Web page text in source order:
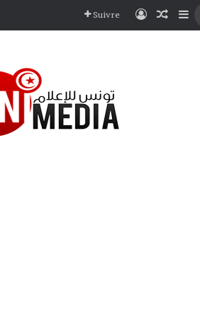
Suivre Connexion